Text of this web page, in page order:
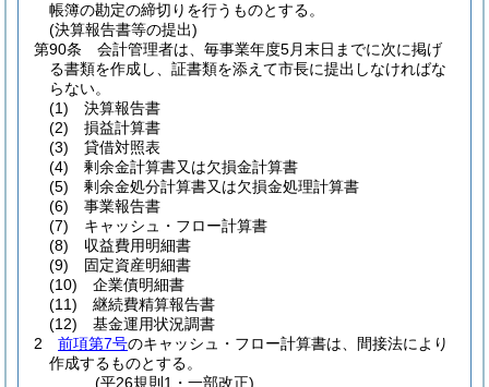
帳簿の勘定の締切りを行うものとする。
(決算報告書等の提出)
第90条
会計管理者は、毎事業年度5月末日までに次に掲げ
る書類を作成し、証書類を添えて市長に提出しなければな
らない。
(1)
決算報告書
(2)
損益計算書
(3)
貸借対照表
(4)
剰余金計算書又は欠損金計算書
(5)
剰余金処分計算書又は欠損金処理計算書
(6)
事業報告書
(7)
キャッシュ・フロー計算書
(8)
収益費用明細書
(9)
固定資産明細書
(10)
企業債明細書
(11)
継続費精算報告書
(12)
基金運用状況調書
2
前項第7号のキャッシュ・フロー計算書は、間接法により
作成するものとする。
(平26規則1・一部改正)